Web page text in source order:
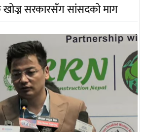
खोज्न सरकारसँग सांसदको माग